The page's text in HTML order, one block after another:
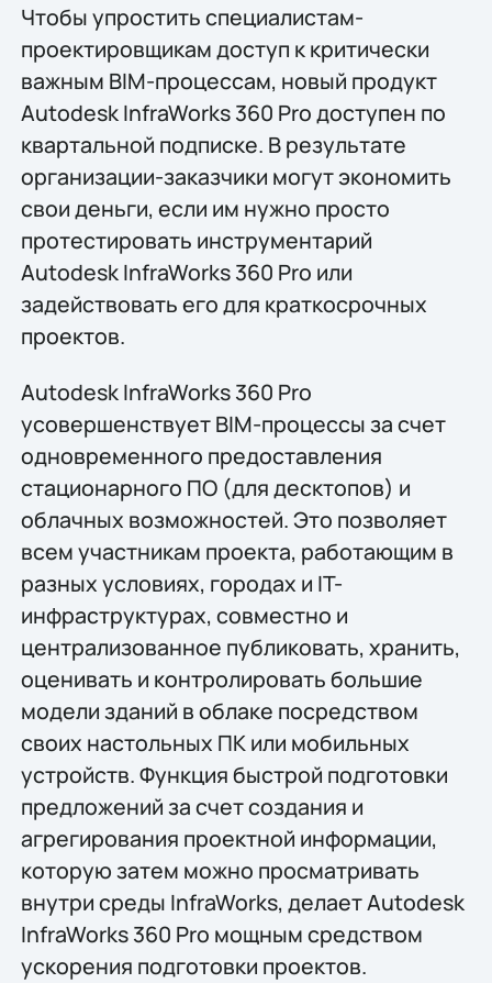
Чтобы упростить специалистам-
проектировщикам доступ к критически
важным BIM-процессам, новый продукт
Autodesk InfraWorks 360 Pro доступен по
квартальной подписке. В результате
организации-заказчики могут экономить
свои деньги, если им нужно просто
протестировать инструментарий
Autodesk InfraWorks 360 Pro или
задействовать его для краткосрочных
проектов.
Autodesk InfraWorks 360 Pro
усовершенствует BIM-процессы за счет
одновременного предоставления
стационарного ПО (для десктопов) и
облачных возможностей. Это позволяет
всем участникам проекта, работающим в
разных условиях, городах и IT-
инфраструктурах, совместно и
централизованное публиковать, хранить,
оценивать и контролировать большие
модели зданий в облаке посредством
своих настольных ПК или мобильных
устройств. Функция быстрой подготовки
предложений за счет создания и
агрегирования проектной информации,
которую затем можно просматривать
внутри среды InfraWorks, делает Autodesk
InfraWorks 360 Pro мощным средством
ускорения подготовки проектов.